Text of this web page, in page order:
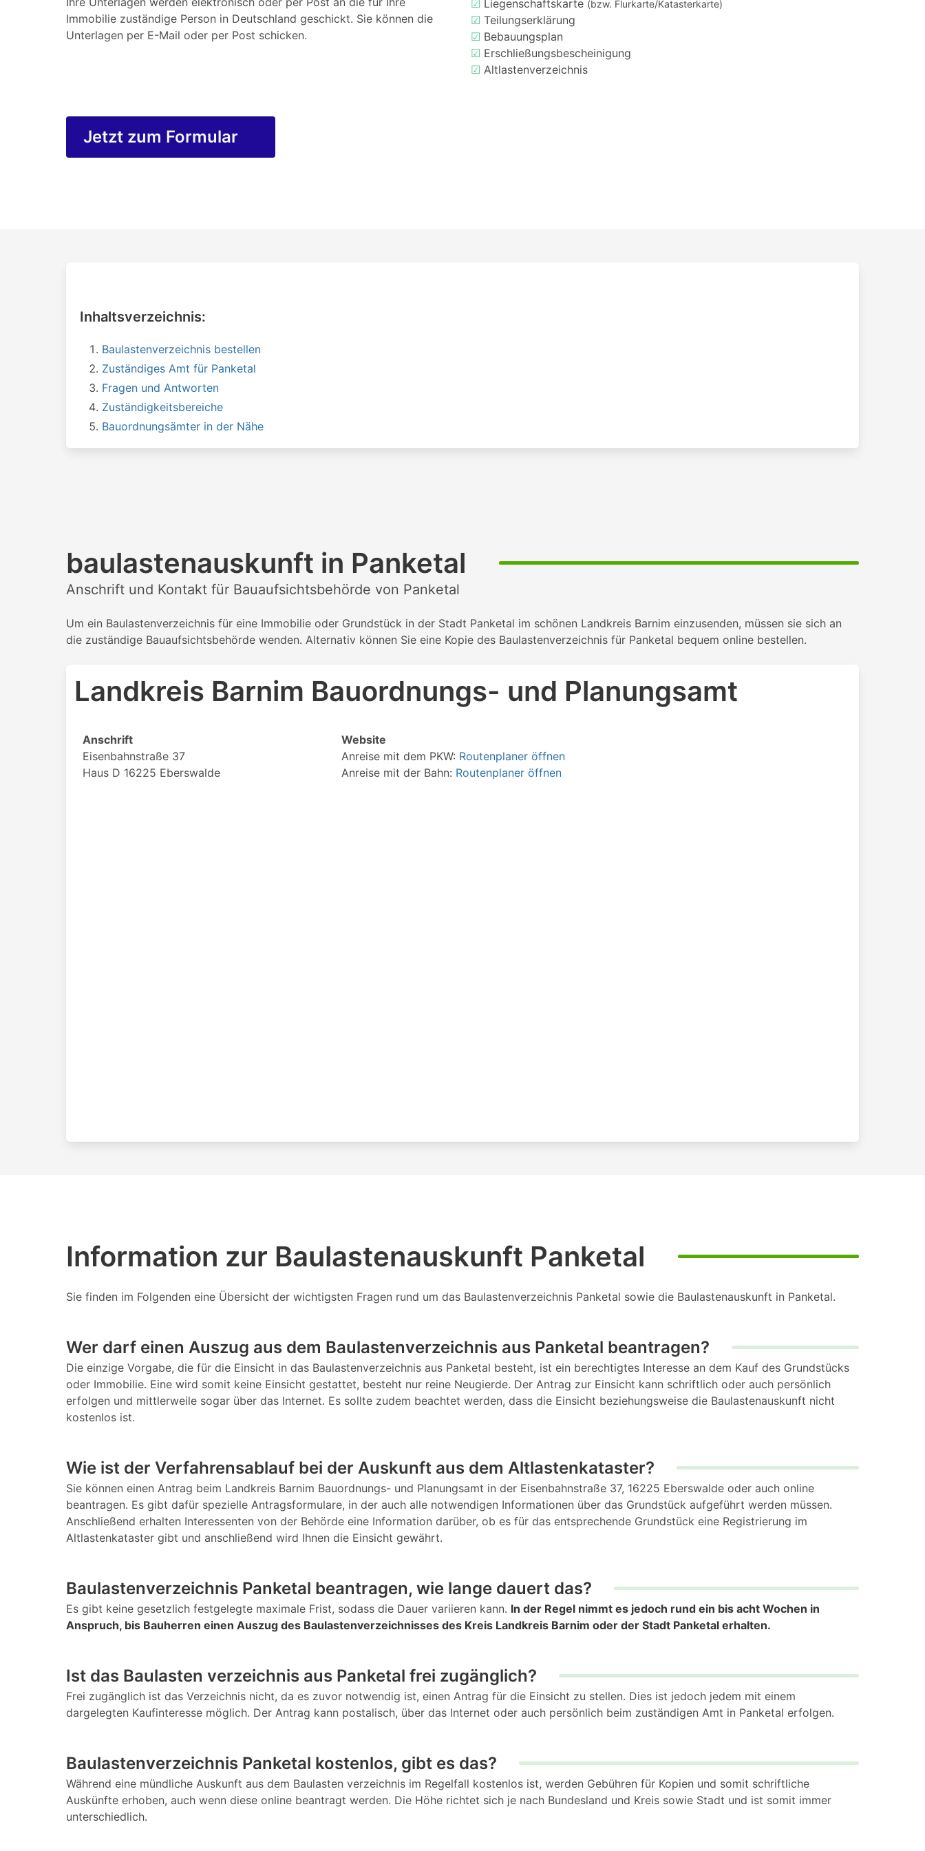
Immobilie zuständige Person in Deutschland geschickt. Sie können die
Unterlagen per E-Mail oder per Post schicken.
☑ Liegenschaftskarte (bzw. Flurkarte/Katasterkarte)
☑ Teilungserklärung
☑ Bebauungsplan
☑ Erschließungsbescheinigung
☑ Altlastenverzeichnis
Jetzt zum Formular
Inhaltsverzeichnis:
Baulastenverzeichnis bestellen
Zuständiges Amt für Panketal
Fragen und Antworten
Zuständigkeitsbereiche
Bauordnungsämter in der Nähe
baulastenauskunft in Panketal
Anschrift und Kontakt für Bauaufsichtsbehörde von Panketal
Um ein Baulastenverzeichnis für eine Immobilie oder Grundstück in der Stadt Panketal im schönen Landkreis Barnim einzusenden, müssen sie sich an
die zuständige Bauaufsichtsbehörde wenden. Alternativ können Sie eine Kopie des Baulastenverzeichnis für Panketal bequem online bestellen.
Landkreis Barnim Bauordnungs- und Planungsamt
Anschrift
Eisenbahnstraße 37
Haus D 16225 Eberswalde
Website
Anreise mit dem PKW: Routenplaner öffnen
Anreise mit der Bahn: Routenplaner öffnen
Information zur Baulastenauskunft Panketal
Sie finden im Folgenden eine Übersicht der wichtigsten Fragen rund um das Baulastenverzeichnis Panketal sowie die Baulastenauskunft in Panketal.
Wer darf einen Auszug aus dem Baulastenverzeichnis aus Panketal beantragen?
Die einzige Vorgabe, die für die Einsicht in das Baulastenverzeichnis aus Panketal besteht, ist ein berechtigtes Interesse an dem Kauf des Grundstücks
oder Immobilie. Eine wird somit keine Einsicht gestattet, besteht nur reine Neugierde. Der Antrag zur Einsicht kann schriftlich oder auch persönlich
erfolgen und mittlerweile sogar über das Internet. Es sollte zudem beachtet werden, dass die Einsicht beziehungsweise die Baulastenauskunft nicht
kostenlos ist.
Wie ist der Verfahrensablauf bei der Auskunft aus dem Altlastenkataster?
Sie können einen Antrag beim Landkreis Barnim Bauordnungs- und Planungsamt in der Eisenbahnstraße 37, 16225 Eberswalde oder auch online
beantragen. Es gibt dafür spezielle Antragsformulare, in der auch alle notwendigen Informationen über das Grundstück aufgeführt werden müssen.
Anschließend erhalten Interessenten von der Behörde eine Information darüber, ob es für das entsprechende Grundstück eine Registrierung im
Altlastenkataster gibt und anschließend wird Ihnen die Einsicht gewährt.
Baulastenverzeichnis Panketal beantragen, wie lange dauert das?
Es gibt keine gesetzlich festgelegte maximale Frist, sodass die Dauer variieren kann. In der Regel nimmt es jedoch rund ein bis acht Wochen in
Anspruch, bis Bauherren einen Auszug des Baulastenverzeichnisses des Kreis Landkreis Barnim oder der Stadt Panketal erhalten.
Ist das Baulasten verzeichnis aus Panketal frei zugänglich?
Frei zugänglich ist das Verzeichnis nicht, da es zuvor notwendig ist, einen Antrag für die Einsicht zu stellen. Dies ist jedoch jedem mit einem
dargelegten Kaufinteresse möglich. Der Antrag kann postalisch, über das Internet oder auch persönlich beim zuständigen Amt in Panketal erfolgen.
Baulastenverzeichnis Panketal kostenlos, gibt es das?
Während eine mündliche Auskunft aus dem Baulasten verzeichnis im Regelfall kostenlos ist, werden Gebühren für Kopien und somit schriftliche
Auskünfte erhoben, auch wenn diese online beantragt werden. Die Höhe richtet sich je nach Bundesland und Kreis sowie Stadt und ist somit immer
unterschiedlich.